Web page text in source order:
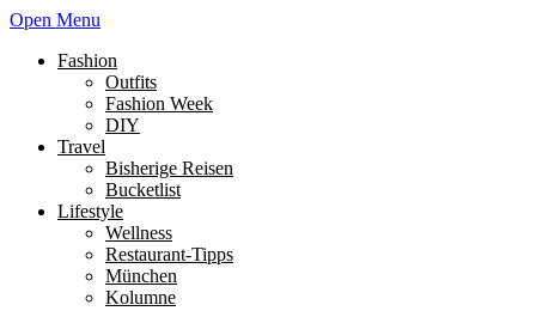
Open Menu
Fashion
Outfits
Fashion Week
DIY
Travel
Bisherige Reisen
Bucketlist
Lifestyle
Wellness
Restaurant-Tipps
München
Kolumne